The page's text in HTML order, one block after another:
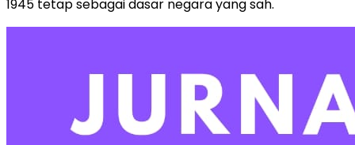
1945 tetap sebagai dasar negara yang sah.